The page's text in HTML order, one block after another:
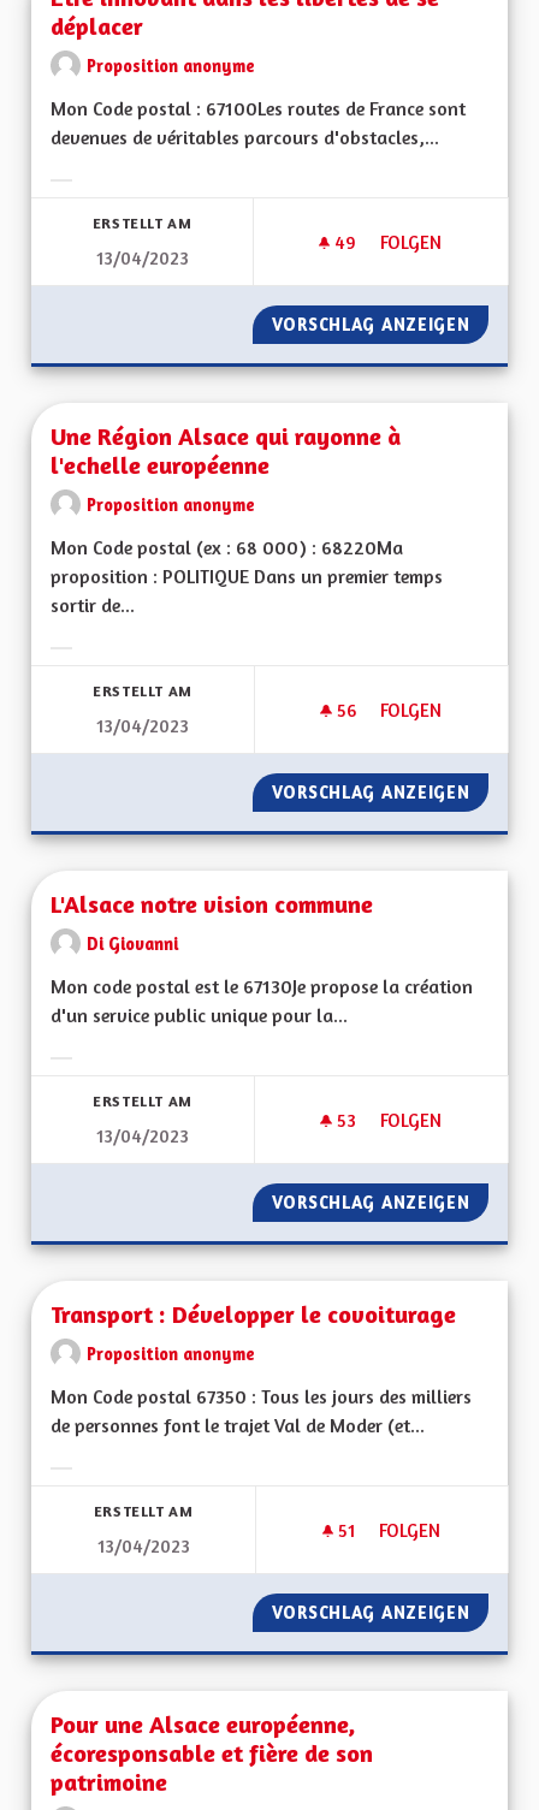
déplacer
Proposition anonyme
Mon Code postal : 67100Les routes de France sont
devenues de véritables parcours d'obstacles,...
ERSTELLT AM
13/04/2023
49 49 FOLLOWER
FOLGEN
ETRE INNOVANT
VORSCHLAG ANZEIGEN ETRE
Une Région Alsace qui rayonne à
l'echelle européenne
Proposition anonyme
Mon Code postal (ex : 68 000) : 68220Ma
proposition : POLITIQUE Dans un premier temps
sortir de...
ERSTELLT AM
13/04/2023
56 56 FOLLOWER
FOLGEN
UNE RÉGION
VORSCHLAG ANZEIGEN UNE
L'Alsace notre vision commune
Di Giovanni
Mon code postal est le 67130Je propose la création
d'un service public unique pour la...
ERSTELLT AM
13/04/2023
53 53 FOLLOWER
FOLGEN
L'ALSACE NOTRE
VORSCHLAG ANZEIGEN
Transport : Développer le covoiturage
Proposition anonyme
Mon Code postal 67350 : Tous les jours des milliers
de personnes font le trajet Val de Moder (et...
ERSTELLT AM
13/04/2023
51 51 FOLLOWER
FOLGEN
TRANSPORT :
VORSCHLAG ANZEIGEN
Pour une Alsace européenne,
écoresponsable et fière de son
patrimoine